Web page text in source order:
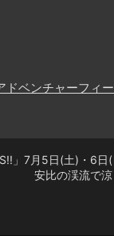
ドベンチャーフィ
」7月5日(土)・6日
安比の渓流で